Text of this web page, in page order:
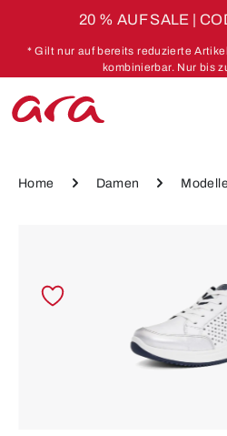
20 % AUF SALE |
* Gilt nur auf bereits reduzierte
kombinierbar. Nur bis
Home Damen Modelle